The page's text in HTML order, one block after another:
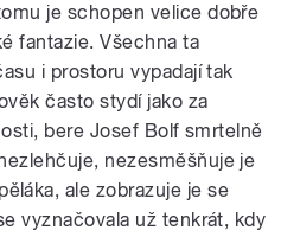
je schopen velice dobře
fantazie. Všechna ta
i prostoru vypadají tak
často stydí jako za
bere Josef Bolf smrtelně
nezesměšňuje je
ale zobrazuje je se
vyznačovala už tenkrát, kdy